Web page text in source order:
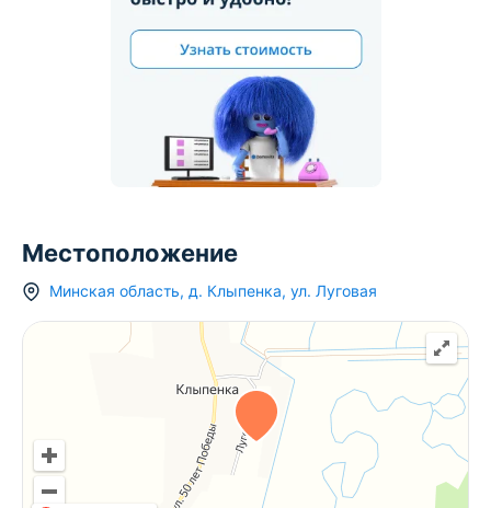
Местоположение
Минская область, д. Клыпенка, ул. Луговая